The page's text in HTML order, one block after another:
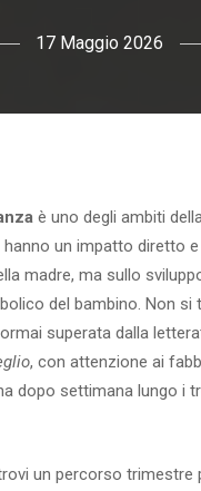
17 Maggio 2026
è uno degli ambiti
un impatto diretto
madre, ma sullo
del bambino. Non si
ormai superata dalla
, con attenzione ai
dopo settimana lungo i
un percorso trimestre